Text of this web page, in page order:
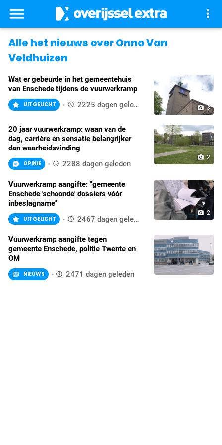
menu more_vert
Alle het nieuws over Onno Van
Veldhuizen
camera_alt 3
Wat er gebeurde in het gemeentehuis
van Enschede tijdens de vuurwerkramp
UITGELICHT 2225 dagen geleden
camera_alt 2
20 jaar vuurwerkramp: waan van de
dag, carrière en sensatie belangrijker
dan waarheidsvinding
OPINIE 2288 dagen geleden
camera_alt 2
Vuurwerkramp aangifte: "gemeente
Enschede 'schoonde' dossiers vóór
inbeslagname"
UITGELICHT 2467 dagen geleden
Vuurwerkramp aangifte tegen
gemeente Enschede, politie Twente en
OM
NIEUWS 2471 dagen geleden